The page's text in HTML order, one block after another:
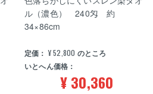
定価： ¥52,800 のところ
いとへん価格：
¥30,360
ル（濃色） 240匁 約
34×86cm